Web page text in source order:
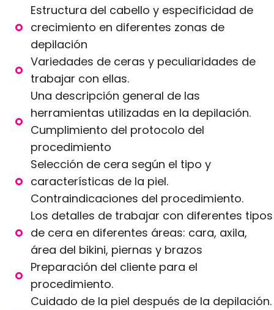
Estructura del cabello y especificidad de
crecimiento en diferentes zonas de
depilación
Variedades de ceras y peculiaridades de
trabajar con ellas.
Una descripción general de las
herramientas utilizadas en la depilación.
Cumplimiento del protocolo del
procedimiento
Selección de cera según el tipo y
características de la piel.
Contraindicaciones del procedimiento.
Los detalles de trabajar con diferentes tipos
de cera en diferentes áreas: cara, axila,
área del bikini, piernas y brazos
Preparación del cliente para el
procedimiento.
Cuidado de la piel después de la depilación.